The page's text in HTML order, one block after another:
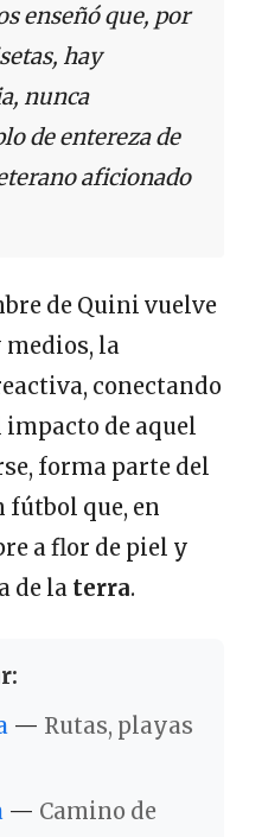
enseñó que, por
hay
nunca
de entereza de
aficionado
de Quini vuelve
medios, la
conectando
impacto de aquel
forma parte del
fútbol que, en
a flor de piel y
de la terra.
— Rutas, playas
— Camino de